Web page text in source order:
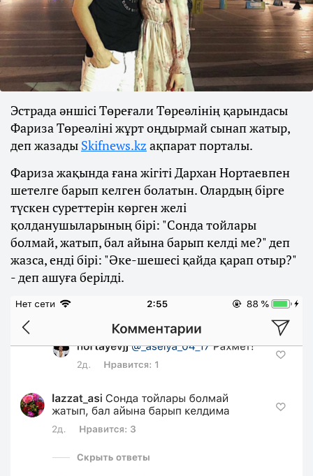
Эстрада әншісі Төреғали Төреәлінің қарындасы
Фариза Төреәліні жұрт оңдырмай сынап жатыр,
деп жазады Skifnews.kz ақпарат порталы.
Фариза жақында ғана жігіті Дархан Нортаевпен
шетелге барып келген болатын. Олардың бірге
түскен суреттерін көрген желі
қолданушыларының бірі: "Сонда тойлары
болмай, жатып, бал айына барып келді ме?" деп
жазса, енді бірі: "Әке-шешесі қайда қарап отыр?"
- деп ашуға берілді.